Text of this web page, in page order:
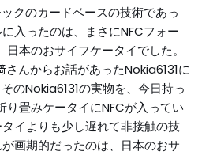
クのカードベースの技術であっ
入ったのは、まさにNFCフォー
本のおサイフケータイでした。
んからお話があったNokia6131に
のNokia6131の実物を、今日持っ
畳みケータイにNFCが入ってい
イよりも少し遅れて非接触の技
画期的だったのは、日本のおサ